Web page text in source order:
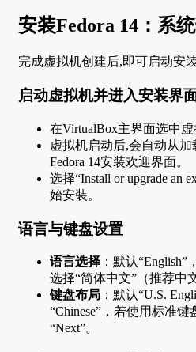
安装Fedora 14：系
完成虚拟机创建后,即可启动安
启动虚拟机并进入安装界
在VirtualBox主界面选中虚
虚拟机启动后,会自动从
Fedora 14安装欢迎界面。
选择“Install or upgrade an
始安装。
语言与键盘设置
语言选择 ：默认
选择“简体中文”（推荐中
键盘布局 ：默认“U.S.
“Chinese”，若使用标准
“Next”。